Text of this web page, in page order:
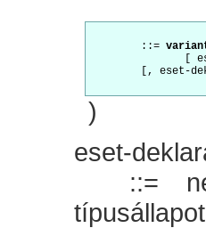
        ::=
[
[, eset-
)
eset-
::=
típusállapot